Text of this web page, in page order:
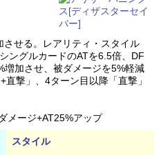
せる。レアリティ・スタイル
ングルカードのATを6.5倍、DF
増加させ、被ダメージを5%軽減
撃」、4ターン目以降「直撃」
メージ+AT25%アップ
スタイル